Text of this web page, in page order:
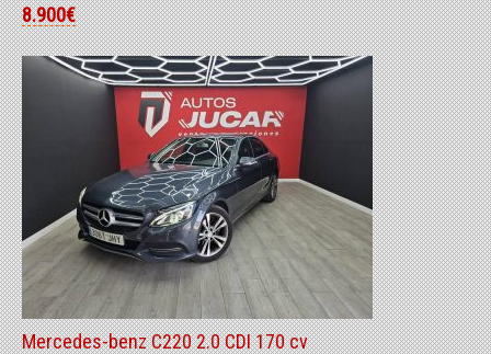
8.900€
Mercedes-benz C220 2.0 CDI 170 cv